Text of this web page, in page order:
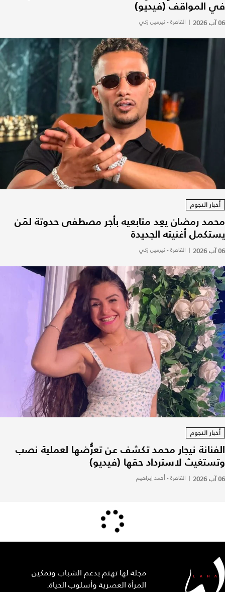
في المواقف (فيديو)
06 آب 2026 | القاهرة - نيرمين زكي
أخبار النجوم
محمد رمضان يعِد متابعيه بأجر مصطفى حدوتة لمَن
يستكمل أغنيته الجديدة
06 آب 2026 | القاهرة - نيرمين زكي
أخبار النجوم
الفنانة نيجار محمد تكشف عن تعرُّضها لعملية نصب
وتستغيث لاسترداد حقها (فيديو)
06 آب 2026 | القاهرة - أحمد إبراهيم
مجلة لها تهتم بدعم الشباب وتمكين
المرأة العصرية وأسلوب الحياة.